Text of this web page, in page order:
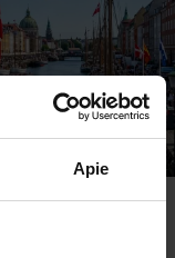
Apie
TIK internetu